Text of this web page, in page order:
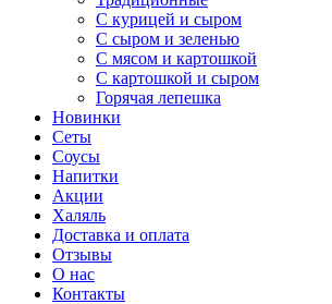
С курицей и сыром
С сыром и зеленью
С мясом и картошкой
С картошкой и сыром
Горячая лепешка
Новинки
Сеты
Соусы
Напитки
Акции
Халяль
Доставка и оплата
Отзывы
О нас
Контакты